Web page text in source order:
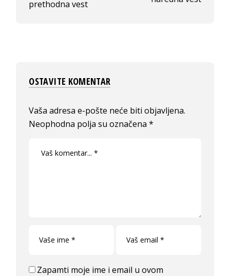
prethodna vest
OSTAVITE KOMENTAR
Vaša adresa e-pošte neće biti objavljena.
Neophodna polja su označena*
Zapamti moje ime i email u ovom